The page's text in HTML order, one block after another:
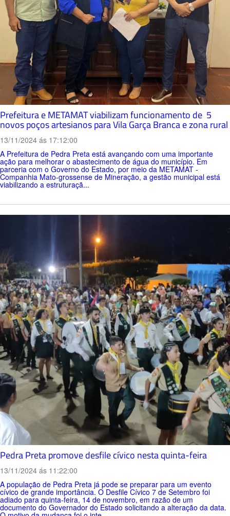
Prefeitura e METAMAT viabilizam funcionamento de 5
novos poços artesianos para Vila Garça Branca e zona rural
13/11/2024 ás 17:12:00
A Prefeitura de Pedra Preta está avançando com uma importante
ação para melhorar o abastecimento de água do município. Em
parceria com o Governo do Estado, por meio da METAMAT -
Companhia Mato-grossense de Mineração, a gestão municipal está
viabilizando a estruturaçã...
Pedra Preta promove desfile cívico nesta quinta-feira
13/11/2024 ás 11:22:00
A população de Pedra Preta já pode se preparar para um evento
cívico de grande importância. O Desfile Cívico 7 de Setembro foi
adiado para quinta-feira, 14 de novembro, em razão de um
documento do Governador do Estado solicitando a alteração da data.